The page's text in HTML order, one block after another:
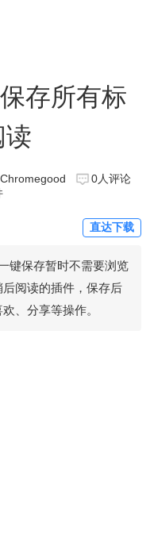
存所有标
读
0人评论
直达下载
键保存暂时不需要浏览
阅读的插件，保存后
、分享等操作。